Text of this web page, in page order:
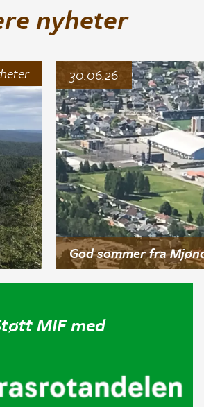
nyheter
God sommer fra
30.06.26
MIF med